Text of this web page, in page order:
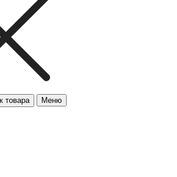
Меню